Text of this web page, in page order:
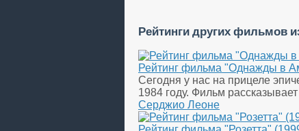
Рейтинги других фильмов
Рейтинг фильма "Однажды в
Сегодня у нас на прицеле
1984 году. Фильм
Серджио Леоне